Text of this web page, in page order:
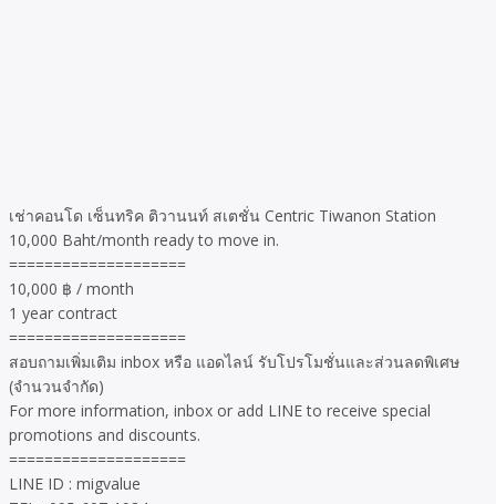
เช่าคอนโด เซ็นทริค ติวานนท์ สเตชั่น Centric Tiwanon Station
10,000 Baht/month ready to move in.
====================
10,000 ฿ / month
1 year contract
====================
สอบถามเพิ่มเติม inbox หรือ แอดไลน์ รับโปรโมชั่นและส่วนลดพิเศษ
(จำนวนจำกัด)
For more information, inbox or add LINE to receive special
promotions and discounts.
====================
LINE ID : migvalue